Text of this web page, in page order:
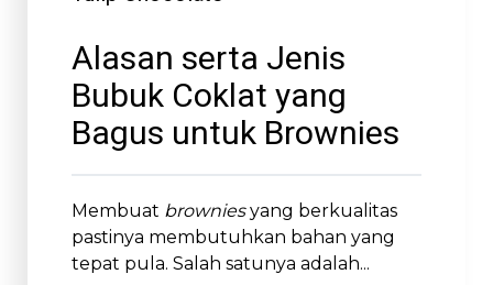
Alasan serta Jenis
Bubuk Coklat yang
Bagus untuk Brownies
Membuat browniesyang berkualitas
pastinya membutuhkan bahan yang
tepat pula. Salah satunya adalah...